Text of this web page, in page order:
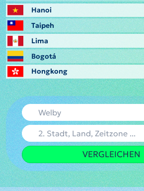
Hanoi
Taipeh
Lima
Bogotá
Hongkong
VERGLEICHEN